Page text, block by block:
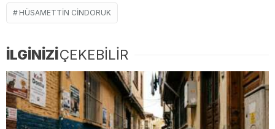
HÜSAMETTIN CINDORUK
İLGİNİZİÇEKEBİLİR